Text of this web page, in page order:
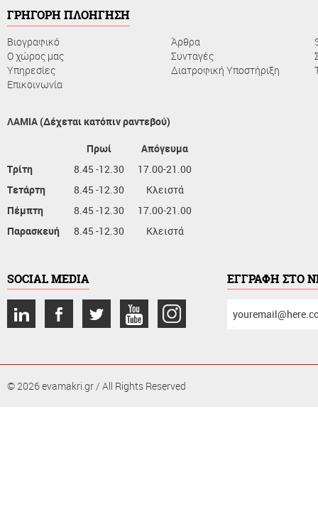
ΓΡΗΓΟΡΗ ΠΛΟΗΓΗΣΗ
Βιογραφικό Άρθρα
Ο χώρος μας
Συνταγές
Υπηρεσίες
Διατροφική Υποστήριξη
Επικοινωνία
ΛΑΜΙΑ (Δέχεται κατόπιν ραντεβού)
Πρωί
Απόγευμα
Τρίτη
8.45 -12.30
17.00-21.00
Τετάρτη
8.45 -12.30
Κλειστά
Πέμπτη
8.45 -12.30
17.00-21.00
Παρασκευή
8.45 -12.30 Κλειστά
SOCIAL MEDIA ΕΓΓΡΑΦΗ ΣΤΟ
το
© 2026 evamakri.gr / All Rights Reserved